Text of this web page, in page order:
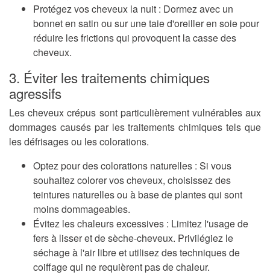
Protégez vos cheveux la nuit : Dormez avec un
bonnet en satin ou sur une taie d'oreiller en soie pour
réduire les frictions qui provoquent la casse des
cheveux.
3. Éviter les traitements chimiques
agressifs
Les cheveux crépus sont particulièrement vulnérables aux
dommages causés par les traitements chimiques tels que
les défrisages ou les colorations.
Optez pour des colorations naturelles : Si vous
souhaitez colorer vos cheveux, choisissez des
teintures naturelles ou à base de plantes qui sont
moins dommageables.
Évitez les chaleurs excessives : Limitez l'usage de
fers à lisser et de sèche-cheveux. Privilégiez le
séchage à l'air libre et utilisez des techniques de
coiffage qui ne requièrent pas de chaleur.